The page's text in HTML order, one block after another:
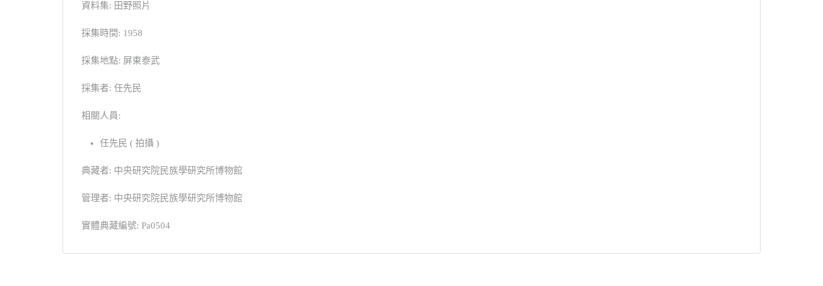
資料集: 田野照片
採集時間: 1958
採集地點: 屏東泰武
採集者: 任先民
相關人員:
任先民 ( 拍攝 )
典藏者: 中央研究院民族學研究所博物館
管理者: 中央研究院民族學研究所博物館
實體典藏編號: Pa0504